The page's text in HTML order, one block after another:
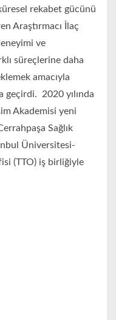
rekabet gücünü
Araştırmacı İlaç
ve
süreçlerine daha
amacıyla
geçirdi. 2020 yılında
Akademisi yeni
Sağlık
Üniversitesi-
(TTO) iş birliğiyle